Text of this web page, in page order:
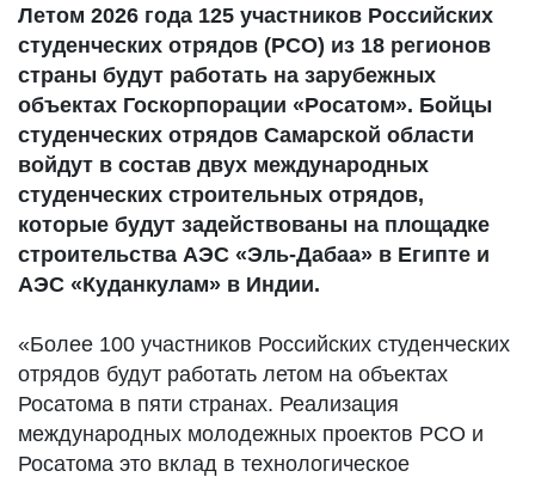
Летом 2026 года 125 участников Российских
студенческих отрядов (РСО) из 18 регионов
страны будут работать на зарубежных
объектах Госкорпорации «Росатом». Бойцы
студенческих отрядов Самарской области
войдут в состав двух международных
студенческих строительных отрядов,
которые будут задействованы на площадке
строительства АЭС «Эль-Дабаа» в Египте и
АЭС «Куданкулам» в Индии.
«Более 100 участников Российских студенческих
отрядов будут работать летом на объектах
Росатома в пяти странах. Реализация
международных молодежных проектов РСО и
Росатома это вклад в технологическое